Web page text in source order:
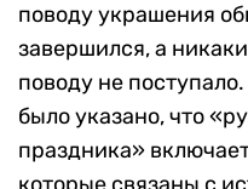
поводу украшения
завершился, а
поводу не
было указано, что
праздника»